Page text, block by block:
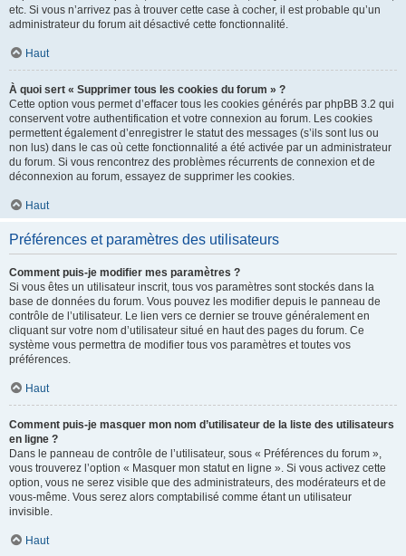
etc. Si vous n’arrivez pas à trouver cette case à cocher, il est probable qu’un
administrateur du forum ait désactivé cette fonctionnalité.
Haut
À quoi sert « Supprimer tous les cookies du forum » ?
Cette option vous permet d’effacer tous les cookies générés par phpBB 3.2 qui
conservent votre authentification et votre connexion au forum. Les cookies
permettent également d’enregistrer le statut des messages (s’ils sont lus ou
non lus) dans le cas où cette fonctionnalité a été activée par un administrateur
du forum. Si vous rencontrez des problèmes récurrents de connexion et de
déconnexion au forum, essayez de supprimer les cookies.
Haut
Préférences et paramètres des utilisateurs
Comment puis-je modifier mes paramètres ?
Si vous êtes un utilisateur inscrit, tous vos paramètres sont stockés dans la
base de données du forum. Vous pouvez les modifier depuis le panneau de
contrôle de l’utilisateur. Le lien vers ce dernier se trouve généralement en
cliquant sur votre nom d’utilisateur situé en haut des pages du forum. Ce
système vous permettra de modifier tous vos paramètres et toutes vos
préférences.
Haut
Comment puis-je masquer mon nom d’utilisateur de la liste des utilisateurs
en ligne ?
Dans le panneau de contrôle de l’utilisateur, sous « Préférences du forum »,
vous trouverez l’option « Masquer mon statut en ligne ». Si vous activez cette
option, vous ne serez visible que des administrateurs, des modérateurs et de
vous-même. Vous serez alors comptabilisé comme étant un utilisateur
invisible.
Haut